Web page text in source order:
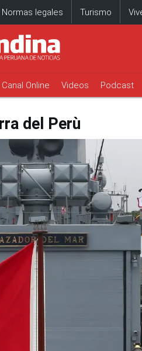
Normas legales Turismo
Canal Online Videos Podcast
del Perù